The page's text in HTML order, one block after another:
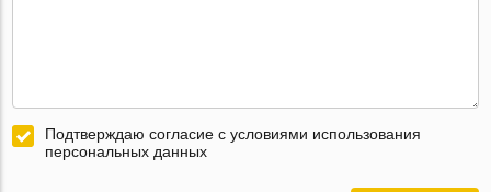
Подтверждаю согласие с условиями использования
персональных данных